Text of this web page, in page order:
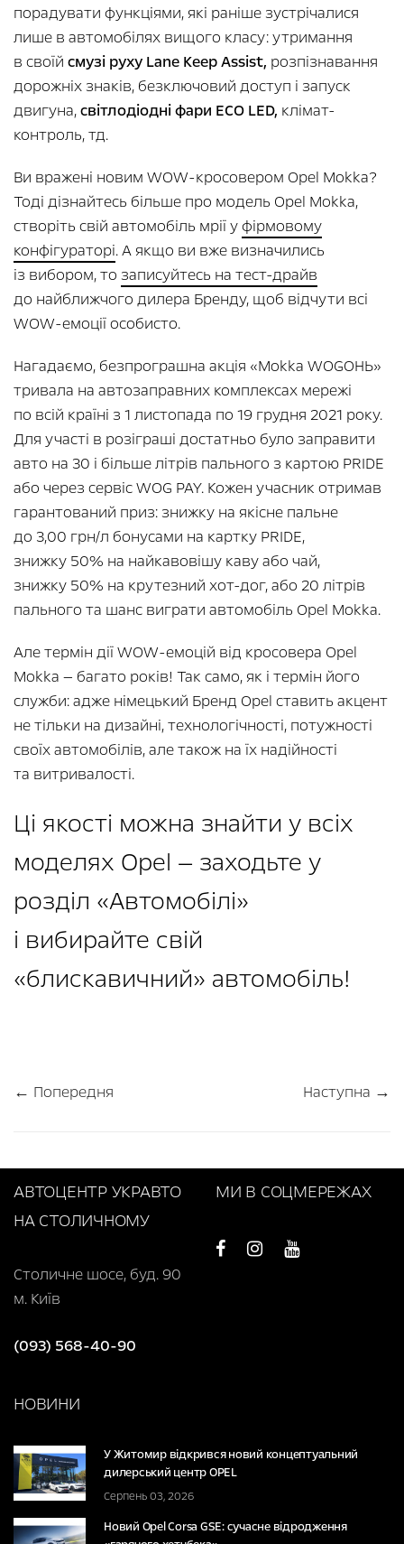
порадувати функціями, які раніше зустрічалися
лише в автомобілях вищого класу: утримання
в своїй смузі руху Lane Keep Assist, розпізнавання
дорожніх знаків, безключовий доступ і запуск
двигуна,світлодіодні фари ECO LED, клімат-
контроль, тд.
Ви вражені новим WOW-кросовером Opel Mokka?
Тоді дізнайтесь більше про модель Opel Mokka,
створіть свій автомобіль мрії уфірмовому
конфігураторі. А якщо ви вже визначились
із вибором, то записуйтесь на тест-драйв
до найближчого дилера Бренду, щоб відчути всі
WOW-емоції особисто.
Нагадаємо, безпрограшна акція «Mokka WOGOНЬ»
тривала на автозаправних комплексах мережі
по всій країні з 1 листопада по 19 грудня 2021 року.
Для участі в розіграші достатньо було заправити
авто на 30 і більше літрів пального з картою PRIDE
або через сервіс WOG PAY. Кожен учасник отримав
гарантований приз: знижку на якісне пальне
до 3,00 грн/л бонусами на картку PRIDE,
знижку 50% на найкавовішу каву або чай,
знижку 50% на крутезний хот-дог, або 20 літрів
пального та шанс виграти автомобіль Opel Mokka.
Але термін дії WOW-емоцій від кросовера Opel
Mokka — багато років! Так само, як і термін його
служби: адже німецький Бренд Opel ставить акцент
не тільки на дизайні, технологічності, потужності
своїх автомобілів, але також на їх надійності
та витривалості.
Ці якості можна знайти у всіх
моделях Opel — заходьте у
розділ «Автомобілі»
і вибирайте свій
«блискавичний» автомобіль!
← Попередня Наступна →
АВТОЦЕНТР УКРАВТО
НА СТОЛИЧНОМУ
Столичне шосе, буд. 90
м. Київ
(093) 568-40-90
МИ В СОЦМЕРЕЖАХ
НОВИНИ
У Житомир відкрився новий концептуальний
дилерський центр OPEL
Серпень 03, 2026
Новий Opel Corsa GSE: сучасне відродження